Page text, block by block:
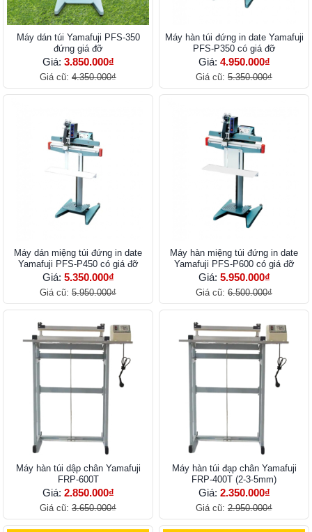
Máy dán túi Yamafuji PFS-350
đứng giá đỡ
Giá: 3.850.000₫
Giá cũ: 4.350.000₫
Máy hàn túi đứng in date Yamafuji
PFS-P350 có giá đỡ
Giá: 4.950.000₫
Giá cũ: 5.350.000₫
Máy dán miệng túi đứng in date
Yamafuji PFS-P450 có giá đỡ
Giá: 5.350.000₫
Giá cũ: 5.950.000₫
Máy hàn miệng túi đứng in date
Yamafuji PFS-P600 có giá đỡ
Giá: 5.950.000₫
Giá cũ: 6.500.000₫
Máy hàn túi dập chân Yamafuji
FRP-600T
Giá: 2.850.000₫
Giá cũ: 3.650.000₫
Máy hàn túi đạp chân Yamafuji
FRP-400T (2-3-5mm)
Giá: 2.350.000₫
Giá cũ: 2.950.000₫